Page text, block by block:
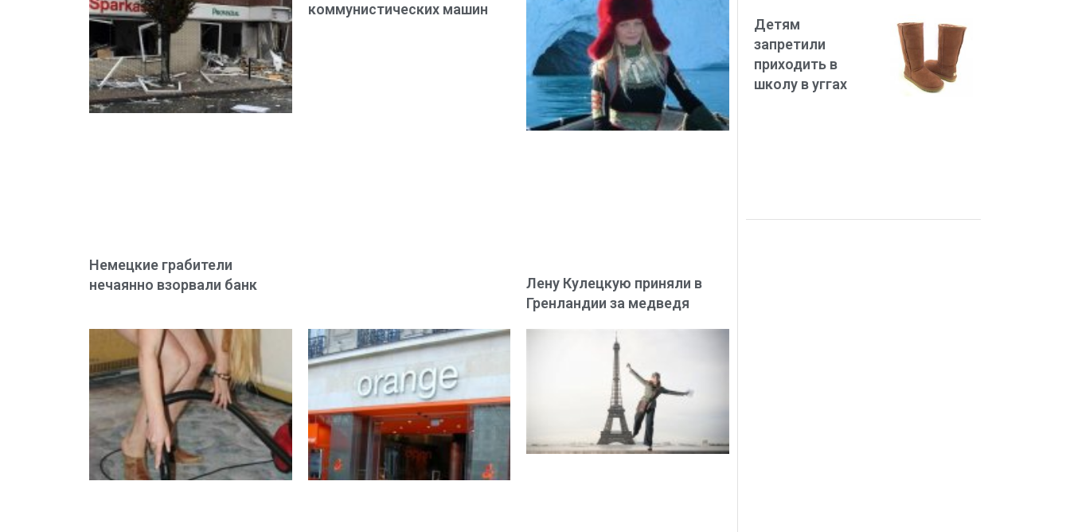
Немецкие грабители
нечаянно взорвали банк
коммунистических машин
Лену Кулецкую приняли в
Гренландии за медведя
Детям
запретили
приходить в
школу в уггах